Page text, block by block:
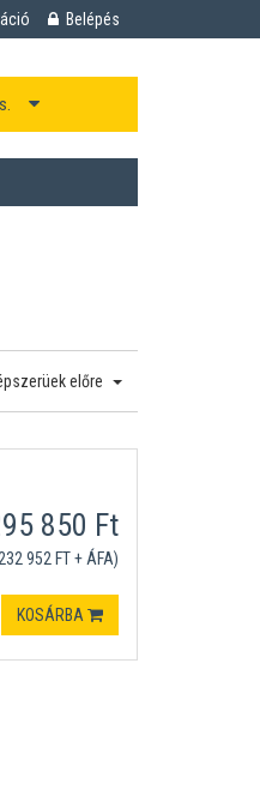
Belépés
előre
850 Ft
952 FT + ÁFA)
KOSÁRBA